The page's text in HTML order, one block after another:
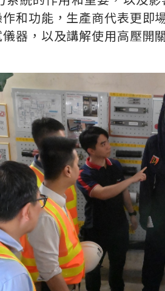
和功能，生產商代表更
器，以及講解使用高壓